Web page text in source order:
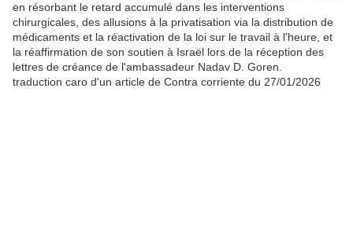
en résorbant le retard accumulé dans les interventions
chirurgicales, des allusions à la privatisation via la distribution de
médicaments et la réactivation de la loi sur le travail à l'heure, et
la réaffirmation de son soutien à Israël lors de la réception des
lettres de créance de l'ambassadeur Nadav D. Goren.
traduction caro d'un article de Contra corriente du 27/01/2026